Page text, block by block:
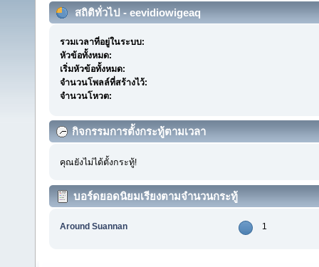
สถิติทั่วไป - eevidiowigeaq
รวมเวลาที่อยู่ในระบบ:
หัวข้อทั้งหมด:
เริ่มหัวข้อทั้งหมด:
จำนวนโพลล์ที่สร้างไว้:
จำนวนโหวต:
กิจกรรมการตั้งกระทู้ตามเวลา
คุณยังไม่ได้ตั้งกระทู้!
บอร์ดยอดนิยมเรียงตามจำนวนกระทู้
Around Suannan 1